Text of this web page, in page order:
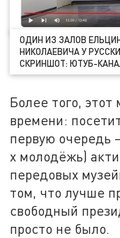
ОДИН ИЗ ЗАЛОВ
НИКОЛАЕВИЧА У
СКРИНШОТ: ЮТУБ-КАНАЛ
Более того,
времени:
первую очередь
х молодёжь)
передовых
том, что лучше
свободный
просто не было.